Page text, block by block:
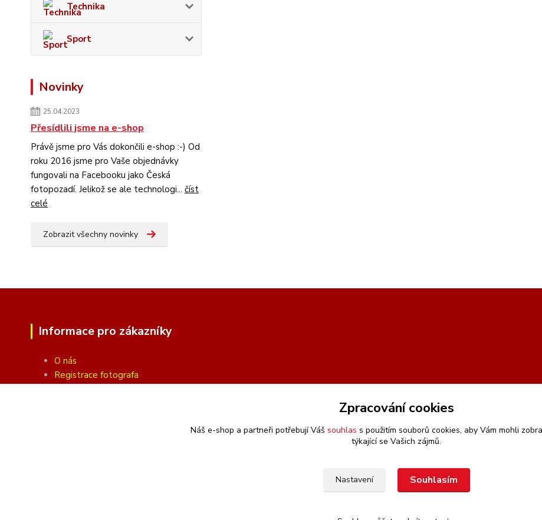
Technika
Sport
Novinky
25.04.2023
Přesídlili jsme na e-shop
Právě jsme pro Vás dokončili e-shop :-) Od
roku 2016 jsme pro Vaše objednávky
fungovali na Facebooku jako Česká
fotopozadí. Jelikož se ale technologi... číst
celé
Zobrazit všechny novinky
Informace pro zákazníky
O nás
Registrace fotografa
Zpracování cookies
Náš e-shop a partneři potřebují Váš souhlas s použitím souborů cookies, aby Vám mohli
týkající se Vašich zájmů.
Nastavení Souhlasím